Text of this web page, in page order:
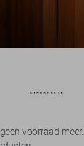
voorraad meer.